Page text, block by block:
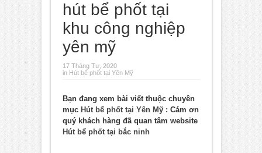
hút bể phốt tại
khu công nghiệp
yên mỹ
17 Tháng Tư, 2020
in Hút bể phốt tại Yên Mỹ
Bạn đang xem bài viết thuộc chuyên
mục Hút bể phốt tại Yên Mỹ: Cám ơn
quý khách hàng đã quan tâm website
Hút bể phốt tại bắc ninh